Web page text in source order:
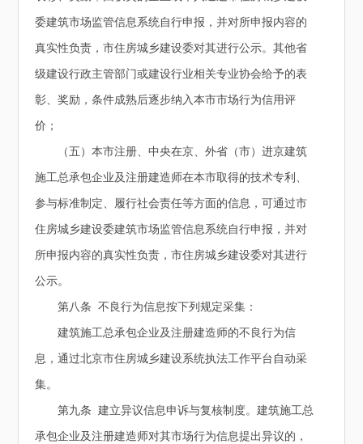
委建筑市场监管信息系统自行申报，并对所申报内容的
真实性负责，市住房城乡建设委对其进行公示。其他省
级建设行政主管部门或建设行业相关专业协会给予的表
彰、奖励，条件成熟后逐步纳入本市市场行为信用评
价；
（五）本市注册、中央在京、外省（市）进京建筑
施工总承包企业及注册建造师在本市取得的技术专利、
参与标准制定、履行社会责任等方面的信息，可通过市
住房城乡建设委建筑市场监管信息系统自行申报，并对
所申报内容的真实性负责，市住房城乡建设委对其进行
公示。
第八条 不良行为信息按下列规定采集：
建筑施工总承包企业及注册建造师的不良行为信
息，通过北京市住房城乡建设系统执法工作平台自动采
集。
第九条 建立异议信息申诉与复核制度。建筑施工总
承包企业及注册建造师对其市场行为信息提出异议的，